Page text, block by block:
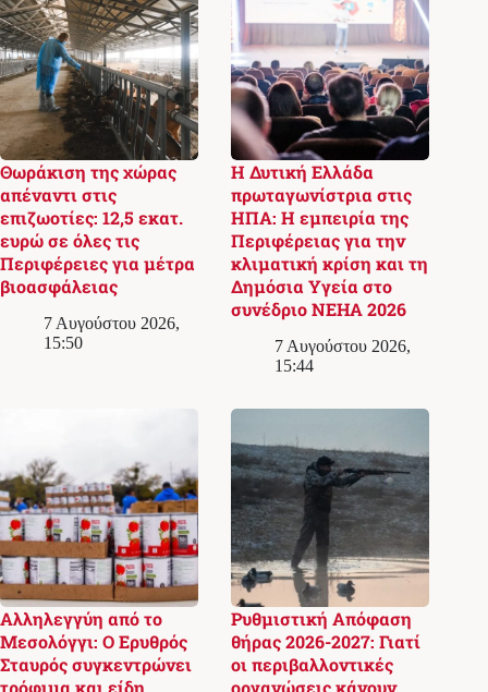
Θωράκιση της χώρας
απέναντι στις
επιζωοτίες: 12,5 εκατ.
ευρώ σε όλες τις
Περιφέρειες για μέτρα
βιοασφάλειας
7 Αυγούστου 2026,
15:50
Η Δυτική Ελλάδα
πρωταγωνίστρια στις
ΗΠΑ: Η εμπειρία της
Περιφέρειας για την
κλιματική κρίση και τη
Δημόσια Υγεία στο
συνέδριο NEHA 2026
7 Αυγούστου 2026,
15:44
Αλληλεγγύη από το
Μεσολόγγι: Ο Ερυθρός
Σταυρός συγκεντρώνει
τρόφιμα και είδη
Ρυθμιστική Απόφαση
θήρας 2026-2027: Γιατί
οι περιβαλλοντικές
οργανώσεις κάνουν